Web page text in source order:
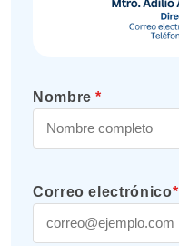
Nombre*
Correo electrónico*